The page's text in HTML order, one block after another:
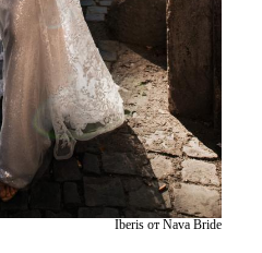
Iberis от Nava Bride